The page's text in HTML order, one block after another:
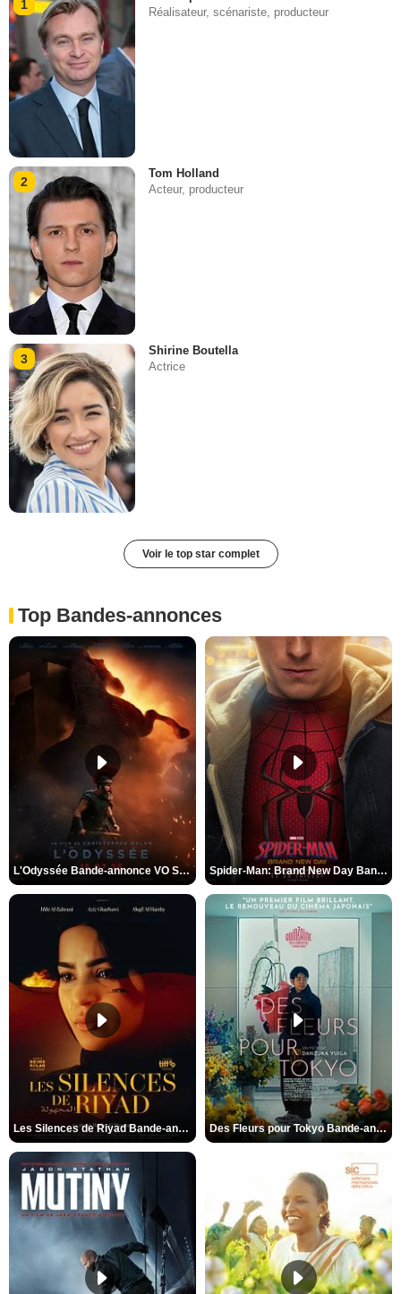
1
Réalisateur, scénariste, producteur
2
Tom Holland
Acteur, producteur
3
Shirine Boutella
Actrice
Voir le top star complet
Top Bandes-annonces
L'Odyssée Bande-annonce VO STFR Spider-Man: Brand New Day Bande-annonce VO STFR
Les Silences de Riyad Bande-annonce VO STFR Des Fleurs pour Tokyo Bande-annonce VO STFR